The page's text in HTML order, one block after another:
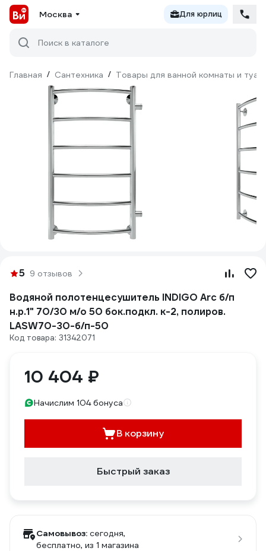
Москва Для юрлиц
Поиск в каталоге
Главная / Сантехника / Товары для ванной комнаты и
5 9 отзывов
Водяной полотенцесушитель INDIGO Arc б/п
н.р.1" 70/30 м/о 50 бок.подкл. к-2, полиров.
LASW70-30-б/п-50
Код товара: 31342071
10 404 ₽
Начислим 104 бонуса
В корзину
Быстрый заказ
Самовывоз: сегодня,
бесплатно, из 1 магазина